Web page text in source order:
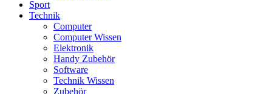
Sport
Technik
Computer
Computer Wissen
Elektronik
Handy Zubehör
Software
Technik Wissen
Zubehör